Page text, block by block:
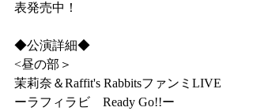
表発売中！
◆公演詳細◆
<昼の部＞
茉莉奈＆Raffit's RabbitsファンミLIVE
ーラフィラビ　Ready Go!!ー